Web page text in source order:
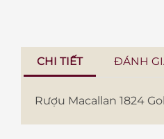
CHI TIẾT ĐÁNH
Rượu Macallan 1824